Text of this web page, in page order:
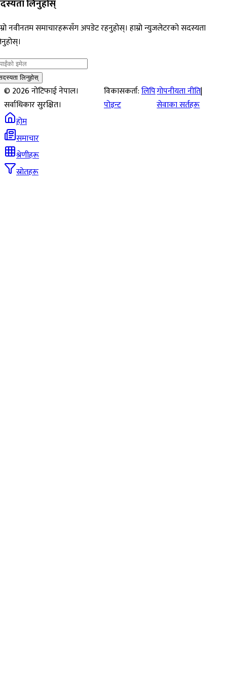
लिनुहोस्
नवीनतम समाचारहरूसँग अपडेट रहनुहोस्। हाम्रो न्युजलेटरको सदस्यता
लिनुहोस्
©2026नोटिफाई नेपाल।
सर्वाधिकार सुरक्षित।
विकासकर्ता:लिपि
पोइन्ट
गोपनीयता नीति|
सेवाका सर्तहरू
होम
समाचार
श्रेणीहरू
स्रोतहरू